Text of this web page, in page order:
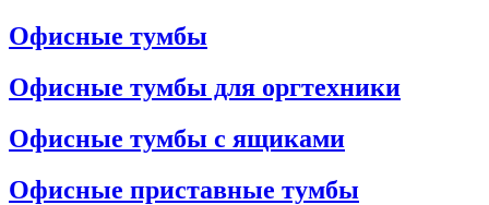
Офисные тумбы
Офисные тумбы для оргтехники
Офисные тумбы с ящиками
Офисные приставные тумбы